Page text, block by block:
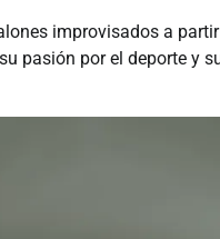
improvisados a
pasión por el deporte y